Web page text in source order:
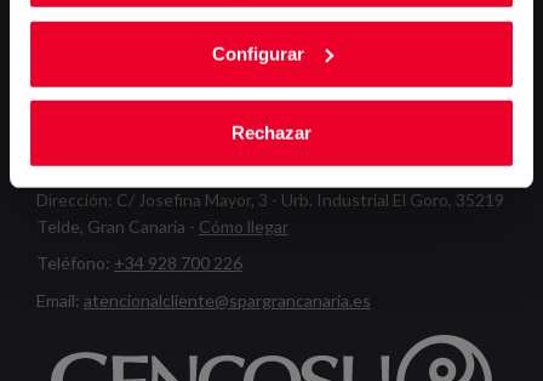
Configurar
Rechazar
Dirección: C/ Josefina Mayor, 3 - Urb. Industrial El Goro, 35219
Telde, Gran Canaria - Cómo llegar
Teléfono: +34 928 700 226
Email: atencionalcliente@spargrancanaria.es